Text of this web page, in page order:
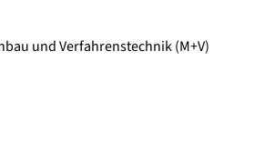
und Verfahrenstechnik (M+V)